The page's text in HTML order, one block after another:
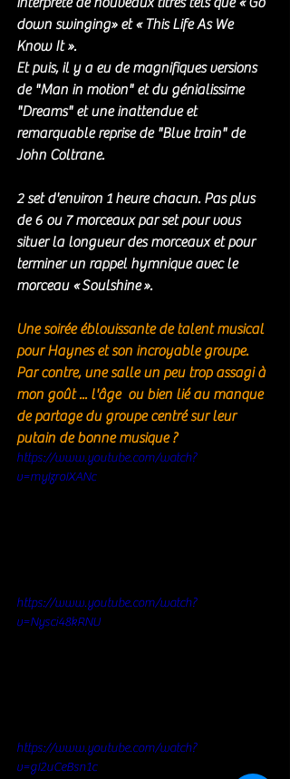
down swinging» et « This Life As We
Know It ».
Et puis, il y a eu de magnifiques versions
de "Man in motion" et du génialissime
"Dreams" et une inattendue et
remarquable reprise de "Blue train" de
John Coltrane.
2 set d'environ 1 heure chacun. Pas plus
de 6 ou 7 morceaux par set pour vous
situer la longueur des morceaux et pour
terminer un rappel hymnique avec le
morceau « Soulshine ».
Une soirée éblouissante de talent musical
pour Haynes et son incroyable groupe.
Par contre, une salle un peu trop assagi à
mon goût ... l'âge  ou bien lié au manque
de partage du groupe centré sur leur
putain de bonne musique ?
https://www.youtube.com/watch?
v=myIzroIXANc
https://www.youtube.com/watch?
v=Nysci48kRNU
https://www.youtube.com/watch?
v=gI2uCeBsn1c